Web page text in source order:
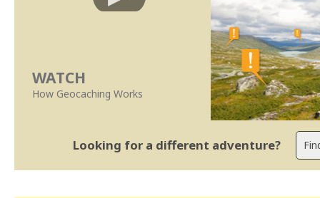
WATCH
How Geocaching Works
Looking for a different adventure?